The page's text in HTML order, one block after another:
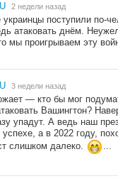
2 недели назад
украинцы поступили по-
атаковать днём.
мы проигрываем эту
3 недели назад
— кто бы мог
Вашингтон?
упадут. А ведь наш
успехе, а в 2022 году,
слишком далеко.
...